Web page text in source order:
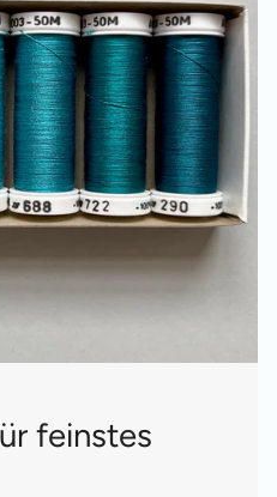
feinstes